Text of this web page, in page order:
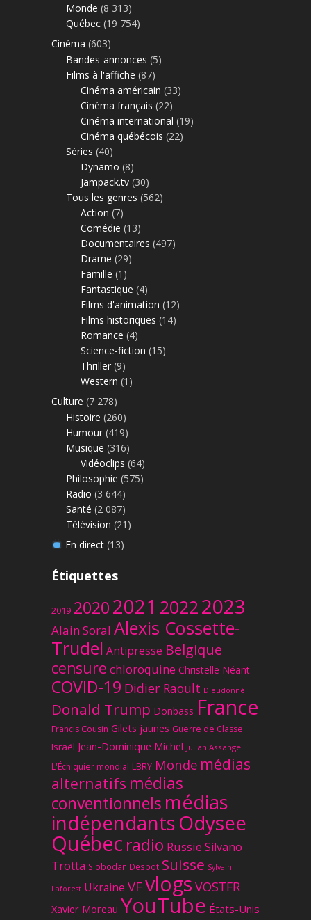
Monde (8 313)
Québec (19 754)
Cinéma (603)
Bandes-annonces (5)
Films à l'affiche (87)
Cinéma américain (33)
Cinéma français (22)
Cinéma international (19)
Cinéma québécois (22)
Séries (40)
Dynamo (8)
Jampack.tv (30)
Tous les genres (562)
Action (7)
Comédie (13)
Documentaires (497)
Drame (29)
Famille (1)
Fantastique (4)
Films d'animation (12)
Films historiques (14)
Romance (4)
Science-fiction (15)
Thriller (9)
Western (1)
Culture (7 278)
Histoire (260)
Humour (419)
Musique (316)
Vidéoclips (64)
Philosophie (575)
Radio (3 644)
Santé (2 087)
Télévision (21)
En direct(13)
Étiquettes
2019 20202021 20222023
Alain Soral Alexis Cossette-
Trudel Antipresse Belgique
censure chloroquine Christelle Néant
COVID-19 Didier Raoult Dieudonné
Donald Trump Donbass France
Francis Cousin Gilets jaunes Guerre de Classe
Israël Jean-Dominique Michel Julian Assange
L'Échiquier mondial LBRY Monde médias
alternatifs médias
conventionnels médias
indépendantsOdysee
Québec radio Russie Silvano
Trotta Slobodan Despot Suisse Sylvain
Laforest Ukraine VFvlogs VOSTFR
Xavier Moreau YouTube États-Unis